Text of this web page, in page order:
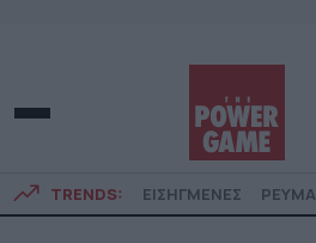
TRENDS: ΕΙΣΗΓΜΕΝΕΣ ΡΕΥΜΑ